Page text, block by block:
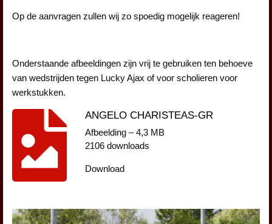
Op de aanvragen zullen wij zo spoedig mogelijk reageren!
Onderstaande afbeeldingen zijn vrij te gebruiken ten behoeve
van wedstrijden tegen Lucky Ajax of voor scholieren voor
werkstukken.
ANGELO CHARISTEAS-GR
Afbeelding – 4,3 MB
2106 downloads
Download